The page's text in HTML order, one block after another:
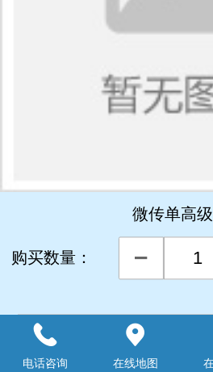
微传单高
购买数量：
电话咨询 在线地图